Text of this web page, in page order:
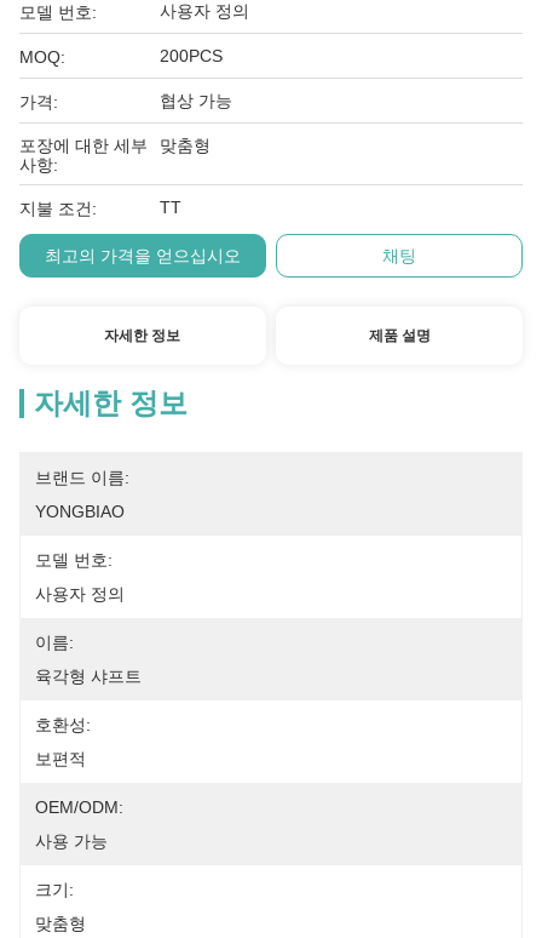
모델 번호: 사용자 정의
MOQ: 200PCS
가격: 협상 가능
포장에 대한 세부
사항:
맞춤형
지불 조건: TT
최고의 가격을 얻으십시오 채팅
자세한 정보 제품 설명
자세한 정보
브랜드 이름:
YONGBIAO
모델 번호:
사용자 정의
이름:
육각형 샤프트
호환성:
보편적
OEM/ODM:
사용 가능
크기:
맞춤형